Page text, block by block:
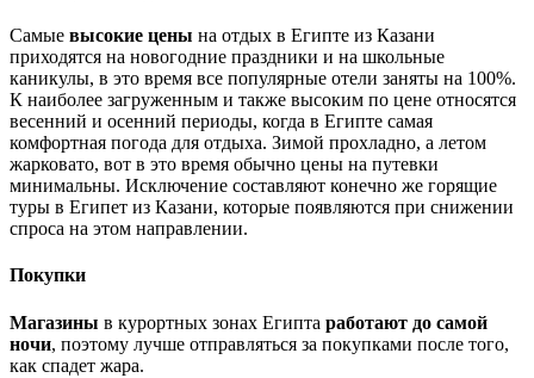
Самые высокие цены на отдых в Египте из Казани
приходятся на новогодние праздники и на школьные
каникулы, в это время все популярные отели заняты на 100%.
К наиболее загруженным и также высоким по цене относятся
весенний и осенний периоды, когда в Египте самая
комфортная погода для отдыха. Зимой прохладно, а летом
жарковато, вот в это время обычно цены на путевки
минимальны. Исключение составляют конечно же горящие
туры в Египет из Казани, которые появляются при снижении
спроса на этом направлении.
Покупки
Магазины в курортных зонах Египта работают до самой
ночи, поэтому лучше отправляться за покупками после того,
как спадет жара.